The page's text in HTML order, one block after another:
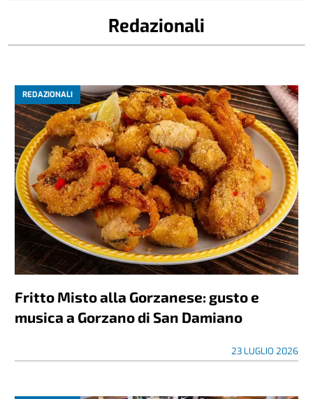
Redazionali
REDAZIONALI
Fritto Misto alla Gorzanese: gusto e
musica a Gorzano di San Damiano
23 LUGLIO 2026